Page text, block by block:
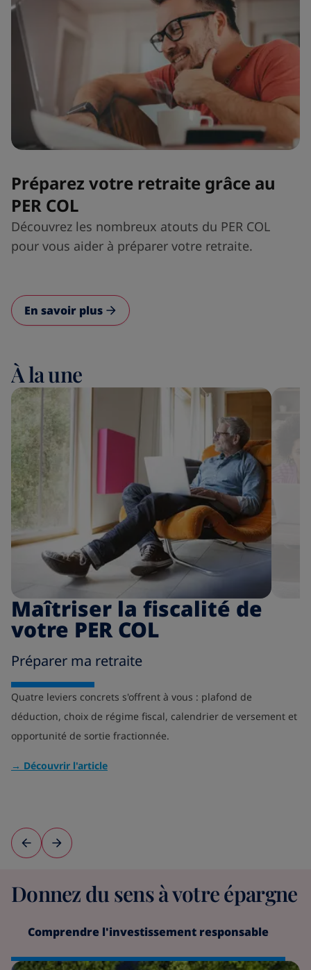
Préparez votre retraite grâce au
PER COL
Découvrez les nombreux atouts du PER COL
pour vous aider à préparer votre retraite.
En savoir plus
À la une
Maîtriser la fiscalité de
votre PER COL
Préparer ma retraite
Quatre leviers concrets s'offrent à vous : plafond de
déduction, choix de régime fiscal, calendrier de versement et
opportunité de sortie fractionnée.
→ Découvrir l'article
Donnez du sens à votre épargne
Comprendre l'investissement responsable